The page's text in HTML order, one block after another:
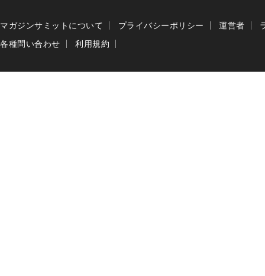
マガジンサミットについて プライバシーポリシー 運営者
各種問い合わせ
利用規約